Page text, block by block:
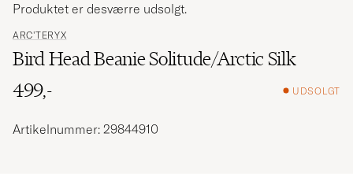
ARC'TERYX
Bird Head Beanie Solitude/Arctic Silk
499,-
UDSOLGT
Produktet er desværre udsolgt.
Artikelnummer: 29844910